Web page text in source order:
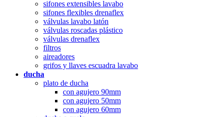
sifones extensibles lavabo
sifones flexibles drenaflex
válvulas lavabo latón
válvulas roscadas plástico
válvulas drenaflex
filtros
aireadores
grifos y llaves escuadra lavabo
ducha
plato de ducha
con agujero 90mm
con agujero 50mm
con agujero 60mm